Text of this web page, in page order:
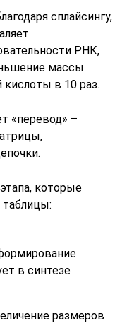
сплайсингу,
РНК,
массы
кислоты в 10 раз.
«перевод» –
которые
в синтезе
размеров